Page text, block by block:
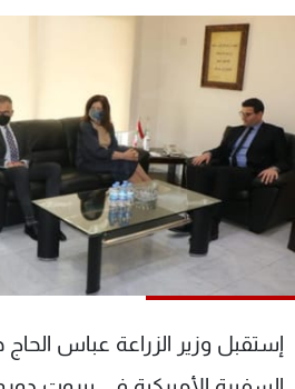
إستقبل وزير الزراعة عباس
سياسة
إقتصاد
منوعات
كأس العالم
شاهد البرامج